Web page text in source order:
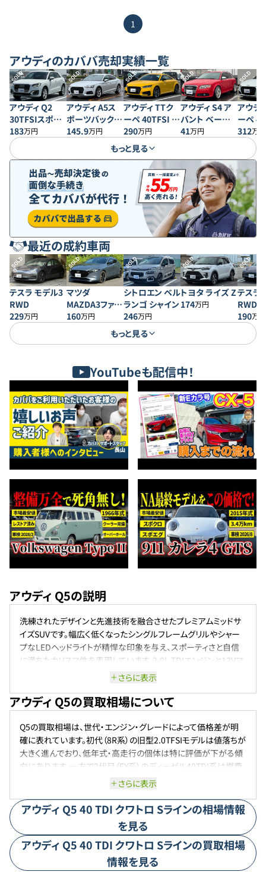
1
アウディのカババ売却実績一覧
SOLD
アウディ Q2
30TFSIスポー
ツ
183万円
SOLD
アウディ A5ス
ポーツバック
40 TFSI スポー
145.9万円
SOLD
アウディ TTク
ーペ 40TFSI S
ラインパッケー
ジ
290万円
SOLD
アウディ S4 ア
バント ベースグ
レード
41万円
SOLD
アウデ
ーペ
ライン
312万円
もっと見る
最近の成約車両
SOLD
テスラ モデル3
RWD
229万円
SOLD
マツダ
MAZDA3ファス
トバック 20S プ
ロアクティブ
160万円
SOLD
シトロエン ベル
ランゴ シャイン
246万円
SOLD
トヨタ ライズ Z
174万円
SOLD
テスラ
RWD
190万円
もっと見る
YouTubeも配信中！
アウディ Q5の説明
洗練されたデザインと先進技術を融合させたプレミアムミッドサ
イズSUVです。幅広く低くなったシングルフレームグリルやシャー
プなLEDヘッドライトが精悍な印象を与え、スポーティさと自信
に満ちたカリスマ性を表現しています。2.0L TDIエンジンと12Vマ
イルドハイブリッドシステムを組み合わせることで、滑らかな加速
定した走行性能を発揮し、日常のドライブからロングドライブまで
多彩なシーンで活躍します。
さらに表示
アウディ Q5の買取相場について
Q5の買取相場は、世代・エンジン・グレードによって価格差が明
確に表れています。初代（8R系）の旧型2.0TFSIモデルは値落ちが
大きく進んでおり、低年式・高走行の個体は特に評価が下がる傾
向にあります。一方で2代目（FY系）のディーゼル40TDI系は燃費
性能と力強いトルクへの評価が高く、同年式のガソリン車と比べ
やハイスタイルなどの限定仕様車は希少性から一定のプレミア
ムがつくケースも見られます。高年式のFY系後期モデルは需要が
根強く、輸入プレミアムSUVとしてのブランド力とクワトロの信頼
性が相場を下支えしており、今後も程度の良い個体を中心に堅
調な相場が続くと考えられます。
さらに表示
アウディ Q540 TDI クワトロ Sラインの相場情報
を見る
アウディ Q540 TDI クワトロ Sラインの買取相場
情報を見る